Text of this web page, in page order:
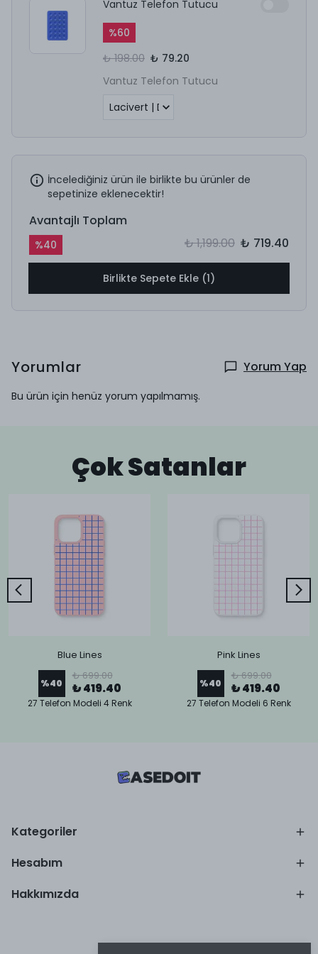
Vantuz Telefon Tutucu
%60
₺ 198.00 ₺ 79.20
Vantuz Telefon Tutucu
İncelediğiniz ürün ile birlikte bu ürünler de
sepetinize eklenecektir!
Avantajlı Toplam
%40 ₺ 1,199.00 ₺ 719.40
Birlikte Sepete Ekle (1)
Yorumlar Yorum Yap
Bu ürün için henüz yorum yapılmamış.
Çok Satanlar
Blue Lines
%40
₺ 699.00
₺ 419.40
27 Telefon Modeli 4 Renk
Pink Lines
%40
₺ 699.00
₺ 419.40
27 Telefon Modeli 6 Renk
Kategoriler
Hesabım
Hakkımızda